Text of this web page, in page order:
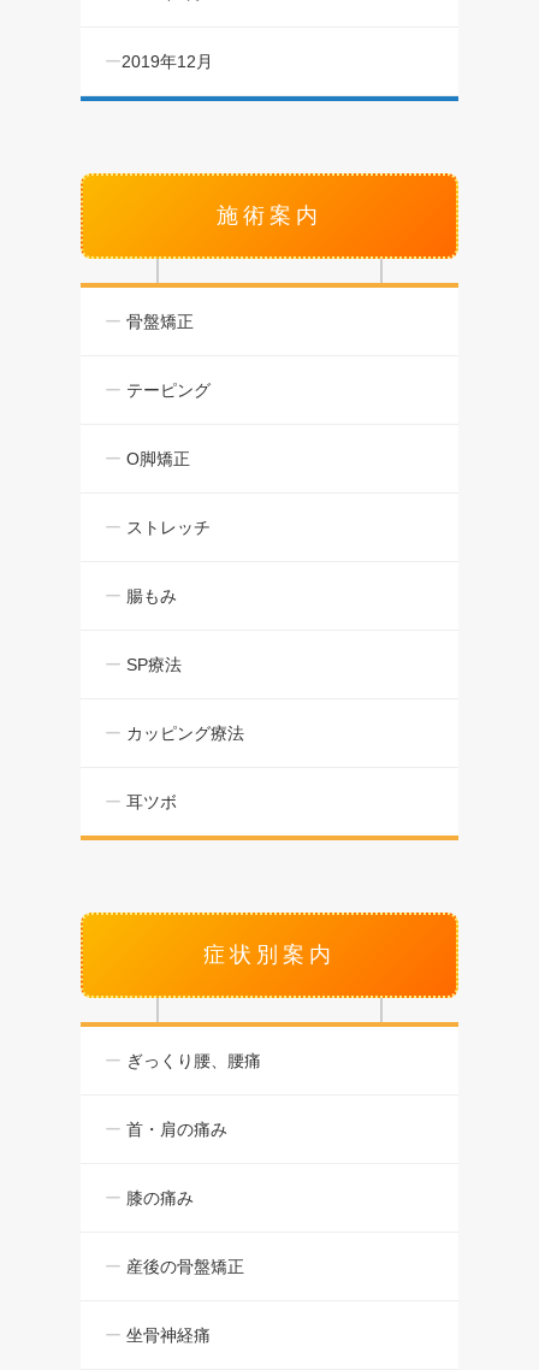
2019年12月
施術案内
骨盤矯正
テーピング
O脚矯正
ストレッチ
腸もみ
SP療法
カッピング療法
耳ツボ
症状別案内
ぎっくり腰、腰痛
首・肩の痛み
膝の痛み
産後の骨盤矯正
坐骨神経痛